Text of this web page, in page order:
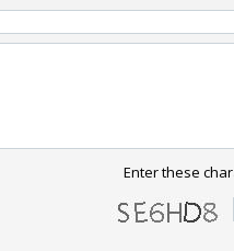
Enter these